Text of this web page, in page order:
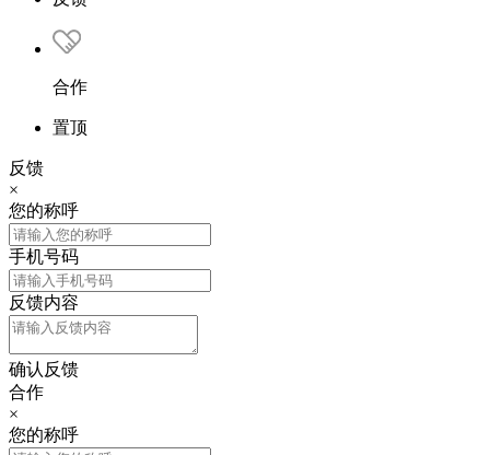
合作
置顶
反馈
×
您的称呼
手机号码
反馈内容
确认反馈
合作
×
您的称呼